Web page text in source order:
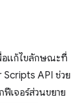
อแก้ไขลักษณะที่
Scripts API ช่วย
ฟีเจอร์ส่วนขยาย